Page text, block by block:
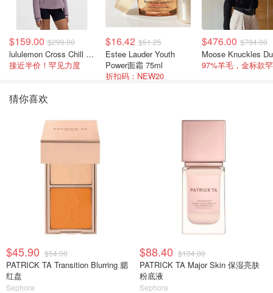
$159.00 $299.00
lululemon Cross Chill 女士运动外套
接近半价！罕见力度
$16.42 $51.25
Estee Lauder Youth
Power面霜 75ml
折扣码：NEW20
$476.00 $794.00
猜你喜欢
$45.90 $54.00
PATRICK TA Transition Blurring 腮
红盘
Sephora
$88.40 $104.00
PATRICK TA Major Skin 保湿亮肤
粉底液
Sephora